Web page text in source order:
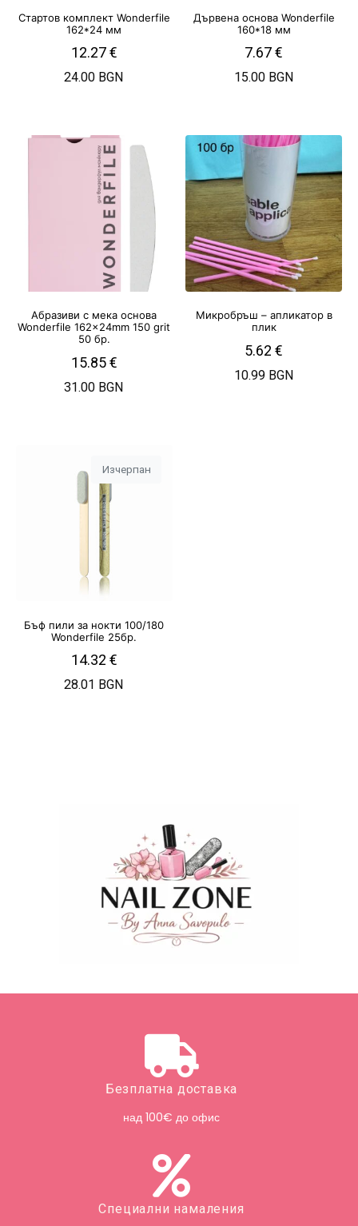
Стартов комплект Wonderfile
162*24 мм
12.27€
24.00 BGN
Дървена основа Wonderfile
160*18 мм
7.67€
15.00 BGN
Абразиви с мека основа
Wonderfile 162x24mm 150 grit
50 бр.
15.85€
31.00 BGN
Микробръш – апликатор в
плик
5.62€
10.99 BGN
Изчерпан
Бъф пили за нокти 100/180
Wonderfile 25бр.
14.32 €
28.01 BGN
Безплатна доставка
над 100€ до офис
Специални намаления